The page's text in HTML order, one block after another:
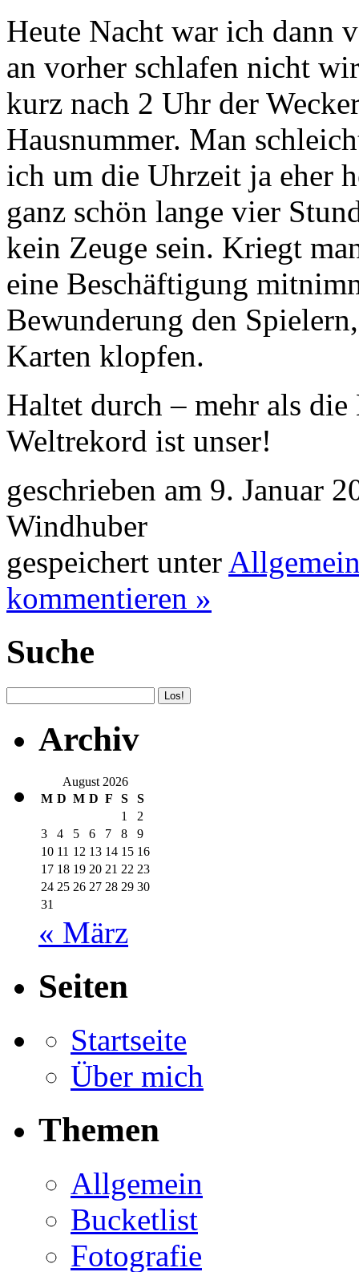
Heute Nacht war ich dann
an vorher schlafen nicht
kurz nach 2 Uhr der
Hausnummer. Man
ich um die Uhrzeit ja eher
ganz schön lange vier
kein Zeuge sein. Kriegt
eine Beschäftigung
Bewunderung den
Karten klopfen.
Haltet durch – mehr als
Weltrekord ist unser!
geschrieben am 9. Januar
Windhuber
gespeichert unter
kommentieren »
Suche
Archiv
August 2026
M D M D F S
S
1
2
3
4 5 6 7 8
9
10 11 12 13 14 15 16
17 18 19 20 21 22 23
24 25 26 27 28 29 30
31
« März
Seiten
Startseite
Über mich
Themen
Allgemein
Bucketlist
Fotografie